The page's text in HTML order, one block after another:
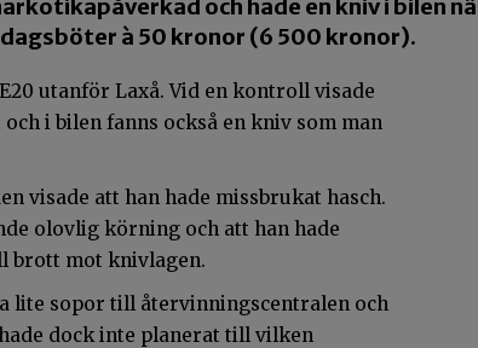
och hade en kniv i bilen
à 50 kronor (6 500 kronor).
utanför Laxå. Vid en kontroll visade
i bilen fanns också en kniv som man
visade att han hade missbrukat hasch.
olovlig körning och att han hade
brott mot knivlagen.
lite sopor till återvinningscentralen och
dock inte planerat till vilken